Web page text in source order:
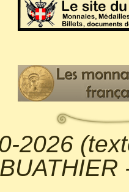
2026
BUATHIER